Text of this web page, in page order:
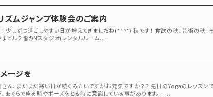
ズムジャンプ体験会のご案内
少しずつ過ごしやすい日が増えてきましたね(*^^*) 秋です！ 食欲の秋！芸術の秋！そ
まビル２階のNスタジオ(レンタルルーム.....
ージを
ん、まだまだ寒い日が続くみたいですがお元気ですか？？ 先日のYogaのレッスン
あぐらで座る時やポーズをとる時に意識している事があります。 .....